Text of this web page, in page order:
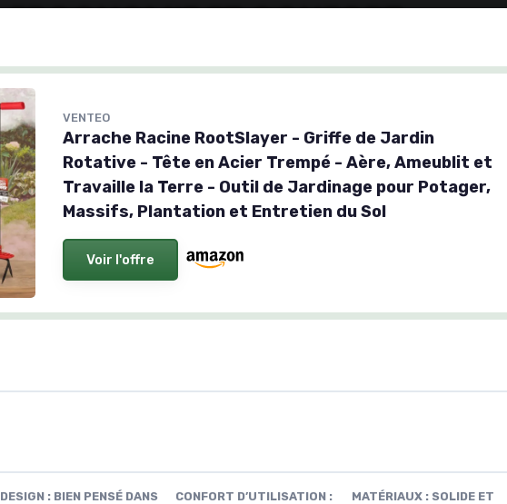
VENTEO
Arrache Racine RootSlayer - Griffe de Jardin
Rotative - Tête en Acier Trempé - Aère, Ameublit et
Travaille la Terre - Outil de Jardinage pour Potager,
Massifs, Plantation et Entretien du Sol
Voir l'offre
DESIGN : BIEN PENSÉ DANS
CONFORT D’UTILISATION :
MATÉRIAUX : SOLIDE ET